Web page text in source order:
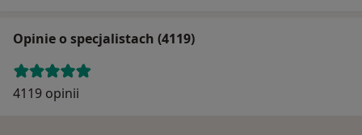
Opinie o specjalistach (4119)
4119 opinii